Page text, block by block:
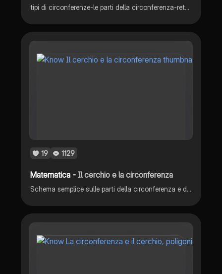
tipi di circonferenze-le parti della circonferenza-rette alla circonferenza-angoli alla circonferenza e al centro-le parti del cerchio
19 1129
Matematica - Il cerchio e la circonferenza
Schema semplice sulle parti della circonferenza e del cerchio